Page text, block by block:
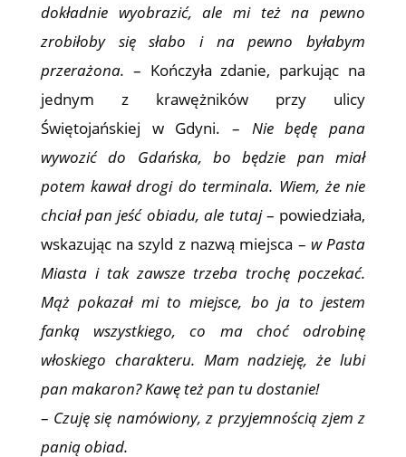
dokładnie wyobrazić, ale mi też na pewno
zrobiłoby się słabo i na pewno byłabym
przerażona. – Kończyła zdanie, parkując na
jednym z krawężników przy ulicy
Świętojańskiej w Gdyni. – Nie będę pana
wywozić do Gdańska, bo będzie pan miał
potem kawał drogi do terminala. Wiem, że nie
chciał pan jeść obiadu, ale tutaj– powiedziała,
wskazując na szyld z nazwą miejsca – w Pasta
Miasta i tak zawsze trzeba trochę poczekać.
Mąż pokazał mi to miejsce, bo ja to jestem
fanką wszystkiego, co ma choć odrobinę
włoskiego charakteru. Mam nadzieję, że lubi
pan makaron? Kawę też pan tu dostanie!
– Czuję się namówiony, z przyjemnością zjem z
panią obiad.